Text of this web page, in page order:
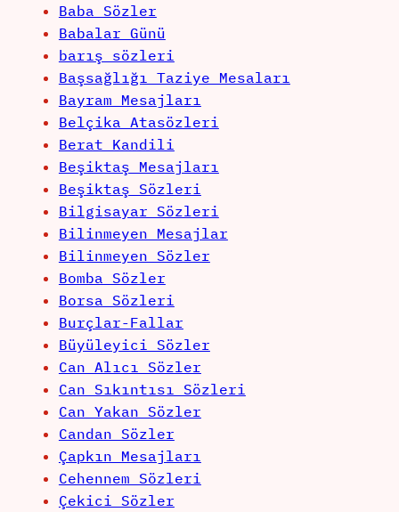
Baba Sözler
Babalar Günü
barış sözleri
Başsağlığı Taziye Mesaları
Bayram Mesajları
Belçika Atasözleri
Berat Kandili
Beşiktaş Mesajları
Beşiktaş Sözleri
Bilgisayar Sözleri
Bilinmeyen Mesajlar
Bilinmeyen Sözler
Bomba Sözler
Borsa Sözleri
Burçlar-Fallar
Büyüleyici Sözler
Can Alıcı Sözler
Can Sıkıntısı Sözleri
Can Yakan Sözler
Candan Sözler
Çapkın Mesajları
Cehennem Sözleri
Çekici Sözler